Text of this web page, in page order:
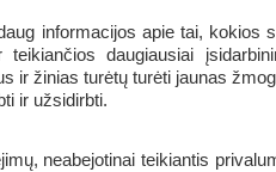
informacijos apie tai, kokios
teikiančios daugiausiai
ir žinias turėtų turėti jaunas
ir užsidirbti.
neabejotinai teikiantis